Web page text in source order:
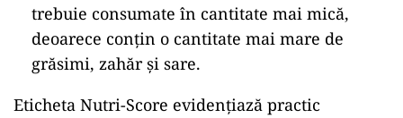
trebuie consumate în cantitate mai mică,
deoarece conțin o cantitate mai mare de
grăsimi, zahăr și sare.
Eticheta Nutri-Score evidențiază practic